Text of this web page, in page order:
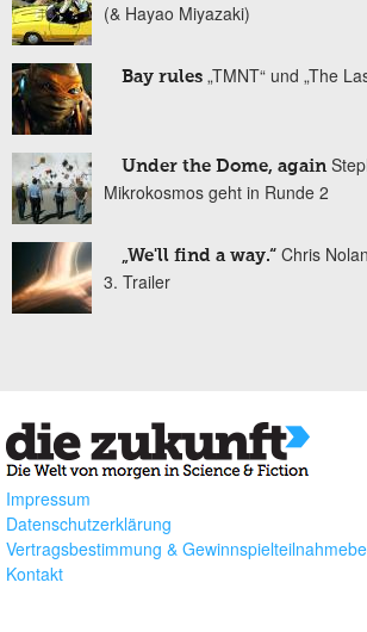
(& Hayao Miyazaki)
Bay rules „TMNT“ und „The
Under the Dome, again
Mikrokosmos geht in Runde 2
„We'll find a way.“ Chris
3. Trailer
Impressum
Datenschutzerklärung
Vertragsbestimmung &
Kontakt